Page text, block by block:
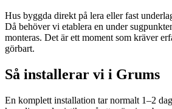
Hus byggda direkt på lera eller fast
Då behöver vi etablera en under
monteras. Det är ett moment som kräver
görbart.
Så installerar vi i Grums
En komplett installation tar normalt 1–2